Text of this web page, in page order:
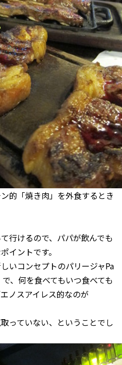
的「焼き肉」を外食するとき
行けるので、パパが飲んでも
イントです。
いコンセプトのパリージャPa
、何を食べてもいつ食べても
ノスアイレス的なのが
っていない、ということでし